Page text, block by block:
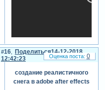
Поделиться
16
14-12-2018
12:42:23
создание реалистичного
снега в adobe after effects
0